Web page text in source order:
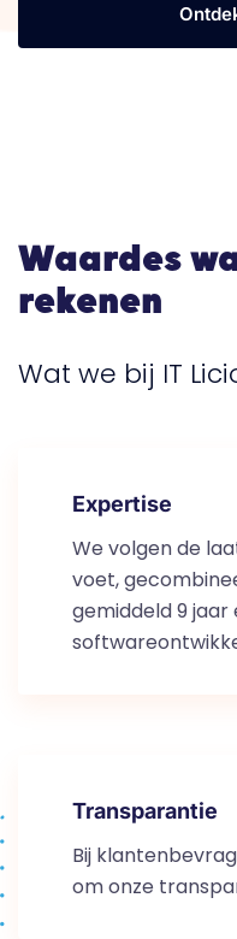
Waardes
rekenen
Wat we bij IT
Expertise
We volgen de
voet,
gemiddeld 9 jaar
Transparantie
Bij
om onze